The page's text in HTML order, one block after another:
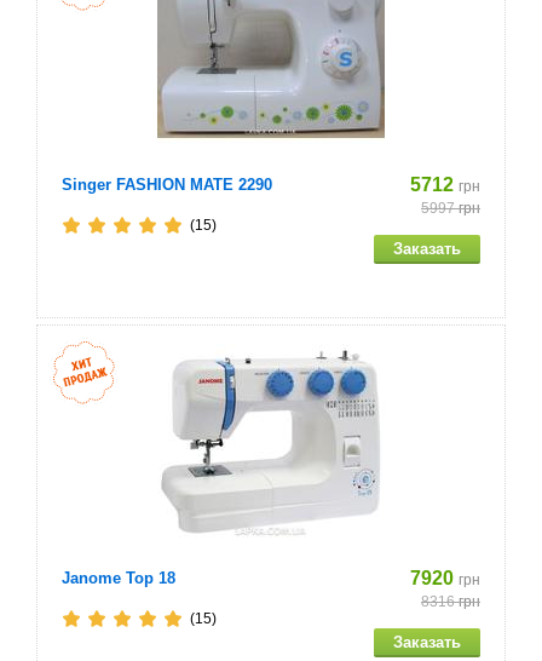
Singer FASHION MATE 2290 5712 грн
5997грн
(15)
Janome Top 18 7920 грн
8316грн
(15)